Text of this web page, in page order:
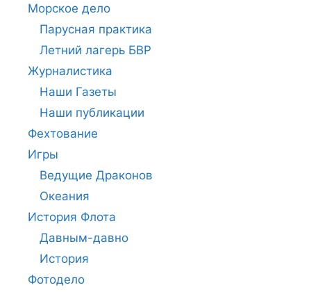
Морское дело
Парусная практика
Летний лагерь БВР
Журналистика
Наши Газеты
Наши публикации
Фехтование
Игры
Ведущие Драконов
Океания
История Флота
Давным-давно
История
Фотодело